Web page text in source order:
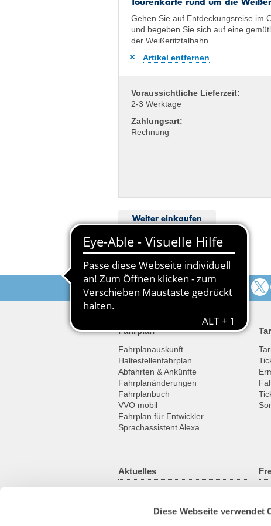
Diese Webseite verwendet
Gehen Sie auf Ent­deckungs­reise im
und begeben Sie sich auf eine
der Weißeritz­tal­bahn.
Artikel entfernen
Voraussichtliche Lieferzeit:
2-3 Werktage
Zahlungsart:
Rechnung
Weiter einkaufen
Folgen Sie uns
Fahrplan
Fahrplanauskunft
Haltestellenfahrplan
Abfahrten & Ankünfte
Fahrplanänderungen
Fahrplanbuch
VVO mobil
Fahrplan für Entwickler
Sprachassistent Alexa
Aktuelles
News
Kundenmagazin